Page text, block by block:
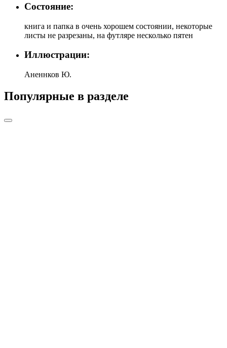
Состояние:
книга и папка в очень хорошем состоянии, некоторые
листы не разрезаны, на футляре несколько пятен
Иллюстрации:
Аненнков Ю.
Популярные в разделе